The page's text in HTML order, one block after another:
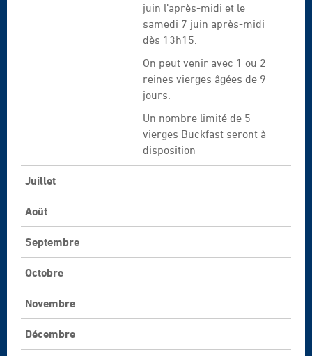
juin l’après-midi et le
samedi 7 juin après-midi
dès 13h15.
On peut venir avec 1 ou 2
reines vierges âgées de 9
jours.
Un nombre limité de 5
vierges Buckfast seront à
disposition
Juillet
Août
Septembre
Octobre
Novembre
Décembre